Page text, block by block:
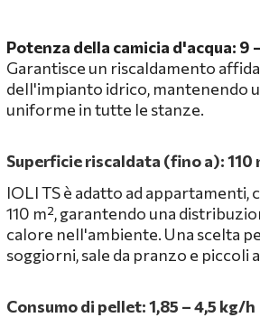
Potenza della camicia d'acqua: 9
Garantisce un riscaldamento
dell'impianto idrico, mantenendo
uniforme in tutte le stanze.
Superficie riscaldata (fino a): 110
IOLI TS è adatto ad appartamenti,
110 m², garantendo una
calore nell'ambiente. Una scelta
soggiorni, sale da pranzo e piccoli
Consumo di pellet: 1,85 – 4,5 kg/h